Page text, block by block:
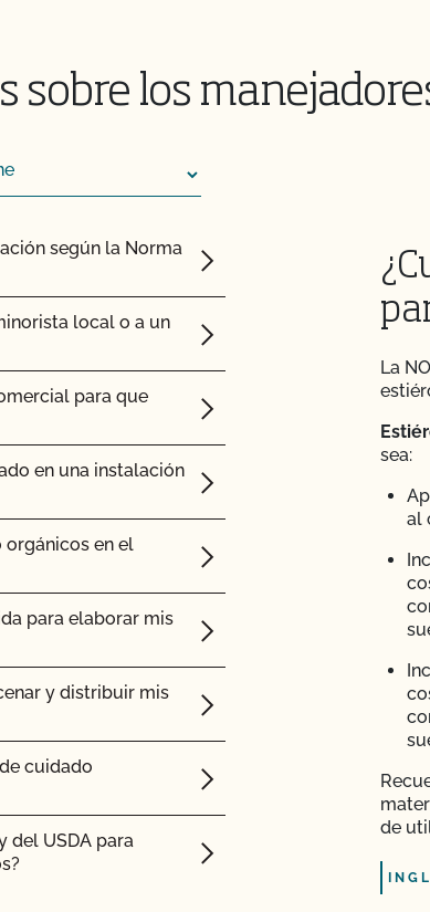
mi próxima
a la
me ha enviado mi
ayuda con los
(añadir superficie,
mi operación y ver
los cultivos y el
jardinería orgánica?
seguridad
gestión del ganado
o producto a mi
de transición
sobre los
según la Norma
local o a un
para que
en una instalación
orgánicos en el
para elaborar mis
y distribuir mis
cuidado
del USDA para
La
sea:
al
de